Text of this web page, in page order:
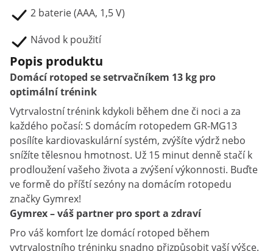
2 baterie (AAA, 1,5 V)
Návod k použití
Popis produktu
Domácí rotoped se setrvačníkem 13 kg pro
optimální trénink
Vytrvalostní trénink kdykoli během dne či noci a za
každého počasí: S domácím rotopedem GR-MG13
posílíte kardiovaskulární systém, zvýšíte výdrž nebo
snížíte tělesnou hmotnost. Už 15 minut denně stačí k
prodloužení vašeho života a zvýšení výkonnosti. Buďte
ve formě do příští sezóny na domácím rotopedu
značky Gymrex!
Gymrex – váš partner pro sport a zdraví
Pro váš komfort lze domácí rotoped během
vytrvalostního tréninku snadno přizpůsobit vaší výšce.